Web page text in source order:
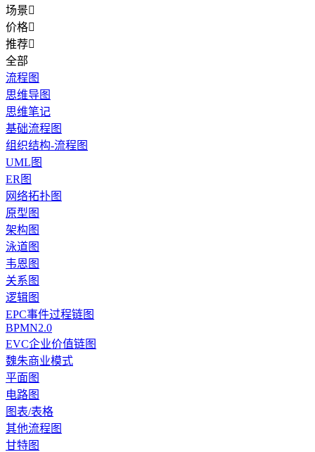
场景
价格
推荐
全部
流程图
思维导图
思维笔记
基础流程图
组织结构-流程图
UML图
ER图
网络拓扑图
原型图
架构图
泳道图
韦恩图
关系图
逻辑图
EPC事件过程链图
BPMN2.0
EVC企业价值链图
魏朱商业模式
平面图
电路图
图表/表格
其他流程图
甘特图